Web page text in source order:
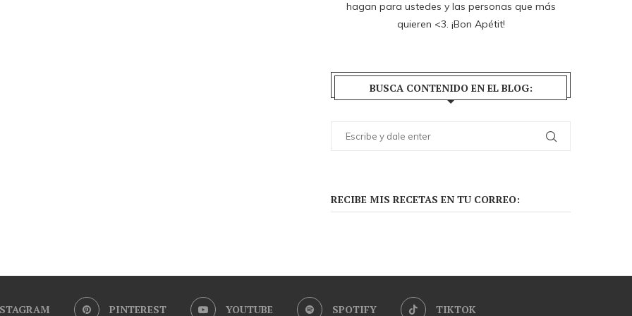
hagan para ustedes y las personas que más
quieren <3. ¡Bon Apétit!
BUSCA CONTENIDO EN EL BLOG:
RECIBE MIS RECETAS EN TU CORREO:
PINTEREST YOUTUBE SPOTIFY TIKTOK